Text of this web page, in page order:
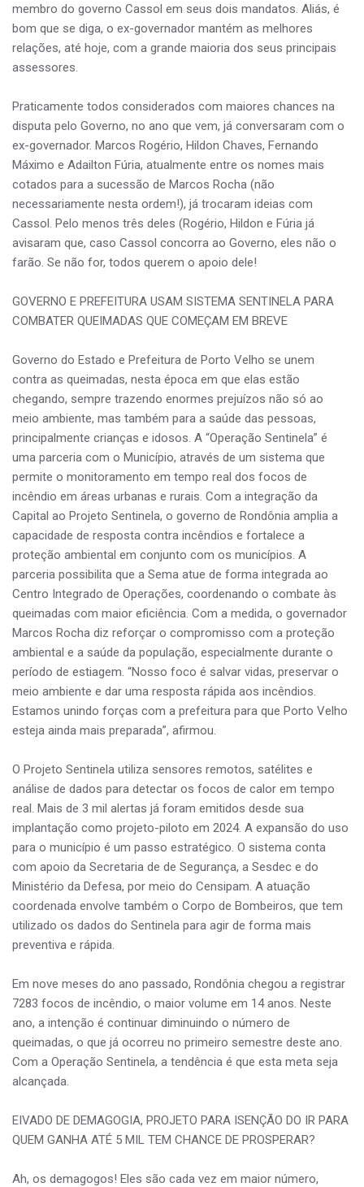
membro do governo Cassol em seus dois mandatos. Aliás, é
bom que se diga, o ex-governador mantém as melhores
relações, até hoje, com a grande maioria dos seus principais
assessores.
Praticamente todos considerados com maiores chances na
disputa pelo Governo, no ano que vem, já conversaram com o
ex-governador. Marcos Rogério, Hildon Chaves, Fernando
Máximo e Adailton Fúria, atualmente entre os nomes mais
cotados para a sucessão de Marcos Rocha (não
necessariamente nesta ordem!), já trocaram ideias com
Cassol. Pelo menos três deles (Rogério, Hildon e Fúria já
avisaram que, caso Cassol concorra ao Governo, eles não o
farão. Se não for, todos querem o apoio dele!
GOVERNO E PREFEITURA USAM SISTEMA SENTINELA PARA
COMBATER QUEIMADAS QUE COMEÇAM EM BREVE
Governo do Estado e Prefeitura de Porto Velho se unem
contra as queimadas, nesta época em que elas estão
chegando, sempre trazendo enormes prejuízos não só ao
meio ambiente, mas também para a saúde das pessoas,
principalmente crianças e idosos. A “Operação Sentinela” é
uma parceria com o Município, através de um sistema que
permite o monitoramento em tempo real dos focos de
incêndio em áreas urbanas e rurais. Com a integração da
Capital ao Projeto Sentinela, o governo de Rondônia amplia a
capacidade de resposta contra incêndios e fortalece a
proteção ambiental em conjunto com os municípios. A
parceria possibilita que a Sema atue de forma integrada ao
Centro Integrado de Operações, coordenando o combate às
queimadas com maior eficiência. Com a medida, o governador
Marcos Rocha diz reforçar o compromisso com a proteção
ambiental e a saúde da população, especialmente durante o
período de estiagem. “Nosso foco é salvar vidas, preservar o
meio ambiente e dar uma resposta rápida aos incêndios.
Estamos unindo forças com a prefeitura para que Porto Velho
esteja ainda mais preparada”, afirmou.
O Projeto Sentinela utiliza sensores remotos, satélites e
análise de dados para detectar os focos de calor em tempo
real. Mais de 3 mil alertas já foram emitidos desde sua
implantação como projeto-piloto em 2024. A expansão do uso
para o município é um passo estratégico. O sistema conta
com apoio da Secretaria de de Segurança, a Sesdec e do
Ministério da Defesa, por meio do Censipam. A atuação
coordenada envolve também o Corpo de Bombeiros, que tem
utilizado os dados do Sentinela para agir de forma mais
preventiva e rápida.
Em nove meses do ano passado, Rondônia chegou a registrar
7283 focos de incêndio, o maior volume em 14 anos. Neste
ano, a intenção é continuar diminuindo o número de
queimadas, o que já ocorreu no primeiro semestre deste ano.
Com a Operação Sentinela, a tendência é que esta meta seja
alcançada.
EIVADO DE DEMAGOGIA, PROJETO PARA ISENÇÃO DO IR PARA
QUEM GANHA ATÉ 5 MIL TEM CHANCE DE PROSPERAR?
Ah, os demagogos! Eles são cada vez em maior número,